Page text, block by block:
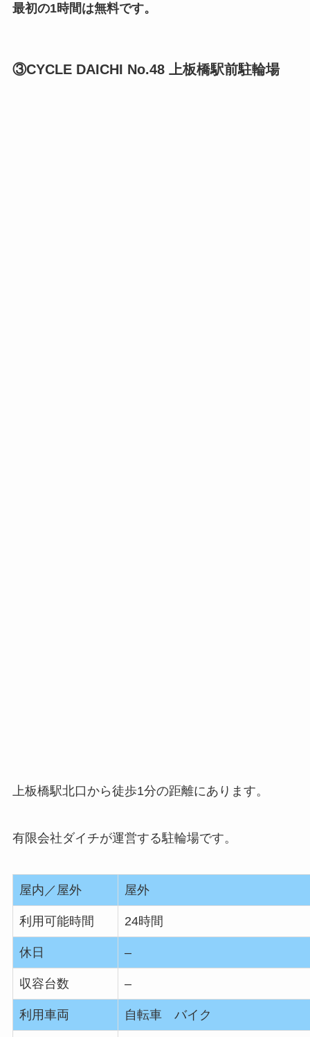
最初の1時間は無料です。
③CYCLE DAICHI No.48 上板橋駅前駐輪場
上板橋駅北口から徒歩1分の距離にあります。
有限会社ダイチが運営する駐輪場です。
屋内／屋外 屋外
利用可能時間 24時間
休日 –
収容台数 –
利用車両 自転車 バイク